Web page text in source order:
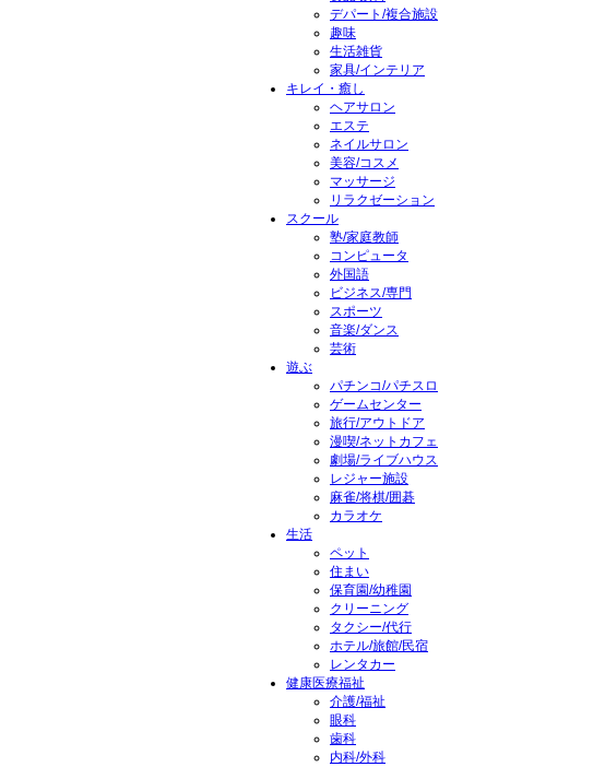
デパート/複合施設
趣味
生活雑貨
家具/インテリア
キレイ・癒し
ヘアサロン
エステ
ネイルサロン
美容/コスメ
マッサージ
リラクゼーション
スクール
塾/家庭教師
コンピュータ
外国語
ビジネス/専門
スポーツ
音楽/ダンス
芸術
遊ぶ
パチンコ/パチスロ
ゲームセンター
旅行/アウトドア
漫喫/ネットカフェ
劇場/ライブハウス
レジャー施設
麻雀/将棋/囲碁
カラオケ
生活
ペット
住まい
保育園/幼稚園
クリーニング
タクシー/代行
ホテル/旅館/民宿
レンタカー
健康医療福祉
介護/福祉
眼科
歯科
内科/外科